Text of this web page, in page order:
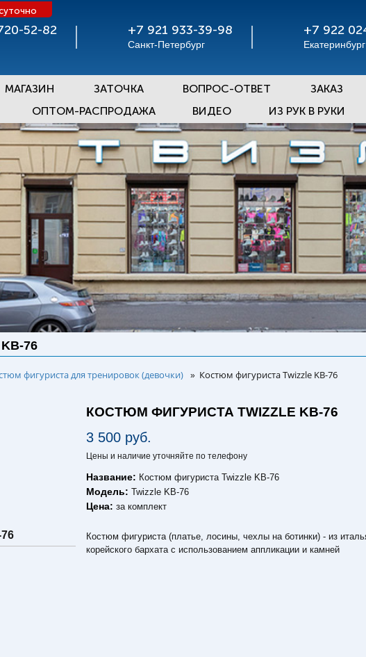
52-82 +7 921 933-39-98
Санкт-Петербург
+7 922
Екатеринбург
МАГАЗИН ЗАТОЧКА ВОПРОС-ОТВЕТ ЗАКАЗ
ОПТОМ-РАСПРОДАЖА ВИДЕО ИЗ РУК В РУКИ
76
фигуриста для тренировок (девочки) » Костюм фигуриста Twizzle KB-76
КОСТЮМ ФИГУРИСТА TWIZZLE KB-76
3 500 руб.
Цены и наличие уточняйте по телефону
Название: Костюм фигуриста Twizzle KB-76
Модель:Twizzle KB-76
Цена:за комплект
Костюм фигуриста (платье, лосины, чехлы на ботинки) - из
корейского бархата с использованием аппликации и камней